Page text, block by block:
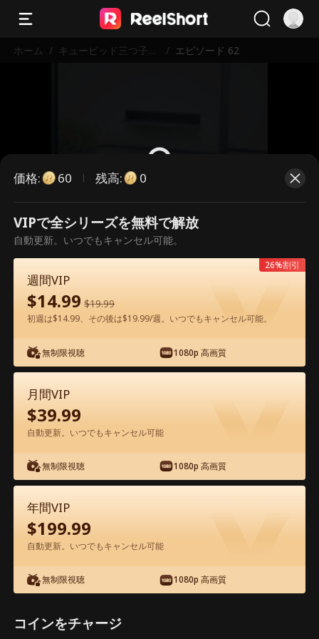
ホーム / キューピッド三つ子～
/ エピソード 62
こちらは有料のエピソードです。視
聴いただくには解放が必要です。
アプリ内で無料視聴可能
エピソード62 - キューピッド三つ子～シ
ンデレラママの恋愛支援作戦 映画フル
1-50 51-75
62 65
価格: 60 残高: 0
VIPで全シリーズを無料で解放
自動更新。いつでもキャンセル可能。
週間VIP
$14.99 $19.99
初週は$14.99、その後は$19.99/週。いつでもキャンセル可能。
無制限視聴 1080p 高画質
26%割引
月間VIP
$39.99
自動更新。いつでもキャンセル可能
無制限視聴 1080p 高画質
年間VIP
$199.99
自動更新。いつでもキャンセル可能
無制限視聴 1080p 高画質
コインをチャージ